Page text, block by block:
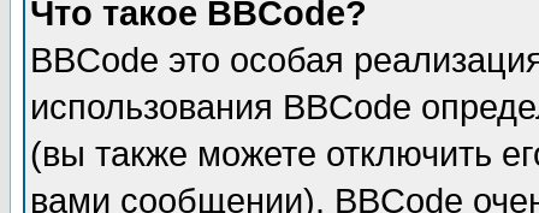
Что такое BBCode?
BBCode это особая
использования BBCode
(вы также можете отключить
вами сообщении). BBCode